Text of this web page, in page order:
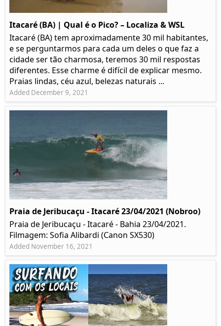
Itacaré (BA) | Qual é o Pico? – Localiza & WSL​​
Itacaré (BA) tem aproximadamente 30 mil habitantes,
e se perguntarmos para cada um deles o que faz a
cidade ser tão charmosa, teremos 30 mil respostas
diferentes. Esse charme é difícil de explicar mesmo.
Praias lindas, céu azul, belezas naturais ...
Added December 9, 2021
Praia de Jeribucaçu - Itacaré 23/04/2021 (Nobroo)
Praia de Jeribucaçu - Itacaré - Bahia 23/04/2021.
Filmagem: Sofia Alibardi (Canon SX530)
Added November 16, 2021